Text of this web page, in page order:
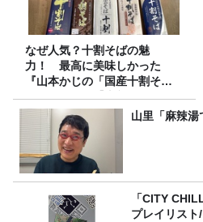
なぜ人気？十割そばの魅
力！ 最高に美味しかった
『山本かじの「国産十割そ
ば」』とは？【十割そば10種
食べ比べ】
山里「麻辣湯
「CITY
プレイリス